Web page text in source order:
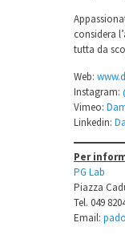
considera
tutta da
Web:
Instagram:
Vimeo:
Linkedin:
Per
PG Lab
Piazza
Tel. 049
Email: